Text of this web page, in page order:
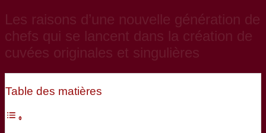
Les raisons d’une nouvelle génération de
chefs qui se lancent dans la création de
cuvées originales et singulières
Table des matières